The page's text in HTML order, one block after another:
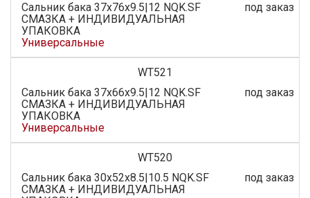
Сальник бака 37x76x9.5|12 NQK.SF
СМАЗКА + ИНДИВИДУАЛЬНАЯ
УПАКОВКА
Универсальные
под заказ
WT521
Сальник бака 37x66x9.5|12 NQK.SF
СМАЗКА + ИНДИВИДУАЛЬНАЯ
УПАКОВКА
Универсальные
под заказ
WT520
Сальник бака 30x52x8.5|10.5 NQK.SF
СМАЗКА + ИНДИВИДУАЛЬНАЯ
под заказ